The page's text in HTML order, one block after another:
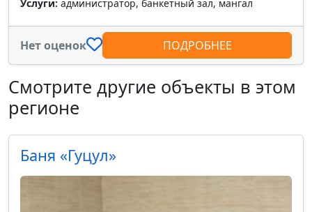
Услуги: администратор, банкетный зал, мангал
Нет оценок ПОДРОБНЕЕ
Смотрите другие объекты в этом
регионе
Баня «Гуцул»